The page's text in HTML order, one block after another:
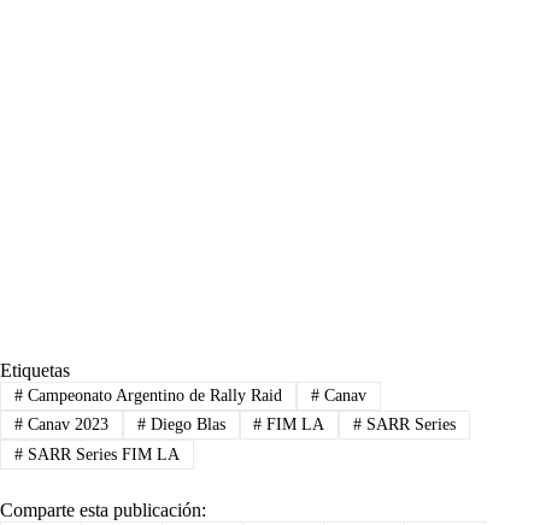
Etiquetas
#Campeonato Argentino de Rally Raid #Canav
#Canav 2023 #Diego Blas # FIM LA # SARR Series
#SARR Series FIM LA
Comparte esta publicación: